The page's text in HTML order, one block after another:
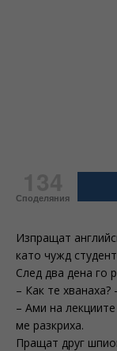
Споделяния
Изпращат
като чужд
След два дена го
– Как те
– Ами на
ме разкриха.
Пращат друг